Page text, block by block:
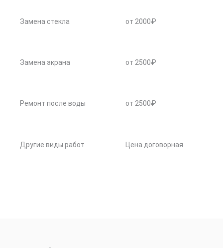
Замена стекла от 2000₽
Замена экрана от 2500₽
Ремонт после воды от 2500₽
Другие виды работ Цена договорная